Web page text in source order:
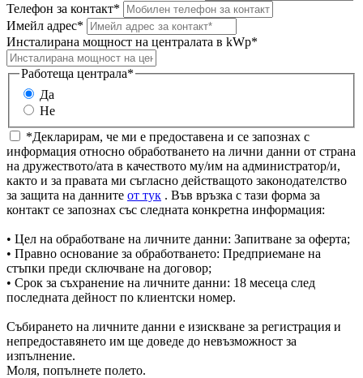
Телефон за контакт*
Имейл адрес*
Инсталирана мощност на централата в kWp*
Работеща централа*
Да
Не
*Декларирам, че ми е предоставена и се запознах с
информация относно обработването на лични данни от страна
на дружеството/ата в качеството му/им на администратор/и,
както и за правата ми съгласно действащото законодателство
за защита на данните от тук . Във връзка с тази форма за
контакт се запознах със следната конкретна информация:
• Цел на обработване на личните данни: Запитване за оферта;
• Правно основание за обработването: Предприемане на
стъпки преди сключване на договор;
• Срок за съхранение на личните данни: 18 месеца след
последната дейност по клиентски номер.
Събирането на личните данни е изискване за регистрация и
непредоставянето им ще доведе до невъзможност за
изпълнение.
Моля, попълнете полето.